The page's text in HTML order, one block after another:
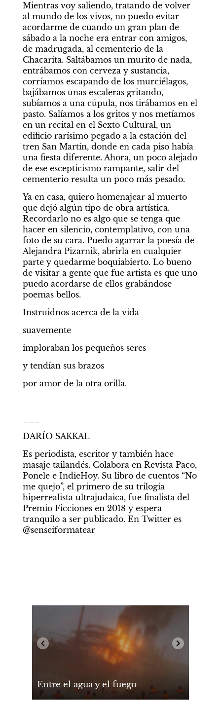
Mientras voy saliendo, tratando de volver
al mundo de los vivos, no puedo evitar
acordarme de cuando un gran plan de
sábado a la noche era entrar con amigos,
de madrugada, al cementerio de la
Chacarita. Saltábamos un murito de nada,
entrábamos con cerveza y sustancia,
corríamos escapando de los murciélagos,
bajábamos unas escaleras gritando,
subíamos a una cúpula, nos tirábamos en el
pasto. Salíamos a los gritos y nos metíamos
en un recital en el Sexto Cultural, un
edificio rarísimo pegado a la estación del
tren San Martín, donde en cada piso había
una fiesta diferente. Ahora, un poco alejado
de ese escepticismo rampante, salir del
cementerio resulta un poco más pesado.
Ya en casa, quiero homenajear al muerto
que dejó algún tipo de obra artística.
Recordarlo no es algo que se tenga que
hacer en silencio, contemplativo, con una
foto de su cara. Puedo agarrar la poesía de
Alejandra Pizarnik, abrirla en cualquier
parte y quedarme boquiabierto. Lo bueno
de visitar a gente que fue artista es que uno
puedo acordarse de ellos grabándose
poemas bellos.
Instruidnos acerca de la vida
suavemente
imploraban los pequeños seres
y tendían sus brazos
por amor de la otra orilla.
DARÍO SAKKAL
Es periodista, escritor y también hace
masaje tailandés. Colabora en Revista Paco,
Ponele e IndieHoy. Su libro de cuentos “No
me quejo”, el primero de su trilogía
hiperrealista ultrajudaica, fue finalista del
Premio Ficciones en 2018 y espera
tranquilo a ser publicado. En Twitter es
@senseiformatear
Entre el agua y el fuego